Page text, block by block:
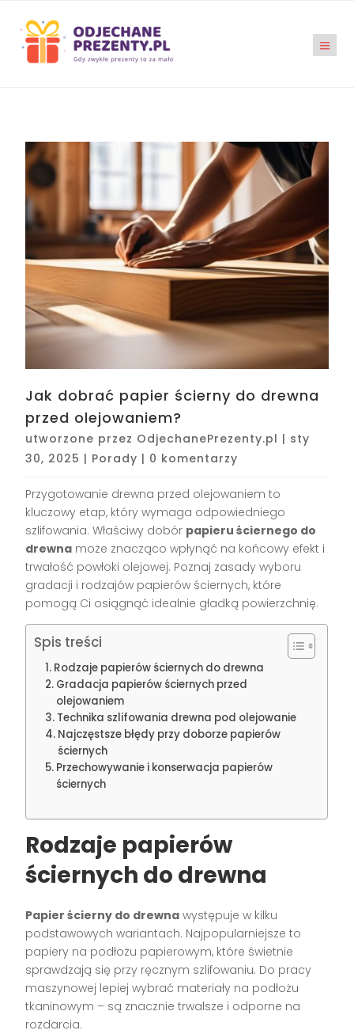
Jak dobrać papier ścierny do drewna
przed olejowaniem?
utworzone przez OdjechanePrezenty.pl | sty
30, 2025 | Porady | 0 komentarzy
Przygotowanie drewna przed olejowaniem to
kluczowy etap, który wymaga odpowiedniego
szlifowania. Właściwy dobór papieru ściernego do
drewna może znacząco wpłynąć na końcowy efekt i
trwałość powłoki olejowej. Poznaj zasady wyboru
gradacji i rodzajów papierów ściernych, które
pomogą Ci osiągnąć idealnie gładką powierzchnię.
Spis treści
Rodzaje papierów ściernych do drewna
Gradacja papierów ściernych przed
olejowaniem
Technika szlifowania drewna pod olejowanie
Najczęstsze błędy przy doborze papierów
ściernych
Przechowywanie i konserwacja papierów
ściernych
Rodzaje papierów
ściernych do drewna
Papier ścierny do drewna występuje w kilku
podstawowych wariantach. Najpopularniejsze to
papiery na podłożu papierowym, które świetnie
sprawdzają się przy ręcznym szlifowaniu. Do pracy
maszynowej lepiej wybrać materiały na podłożu
tkaninowym – są znacznie trwalsze i odporne na
rozdarcia.